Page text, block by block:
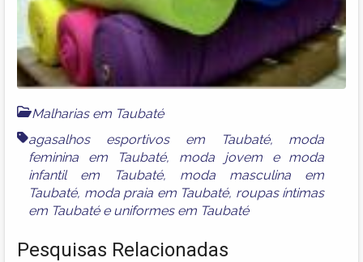
Malharias em Taubaté
agasalhos esportivos em Taubaté, moda
feminina em Taubaté, moda jovem e moda
infantil em Taubaté, moda masculina em
Taubaté, moda praia em Taubaté, roupas íntimas
em Taubatée uniformes em Taubaté
Pesquisas Relacionadas